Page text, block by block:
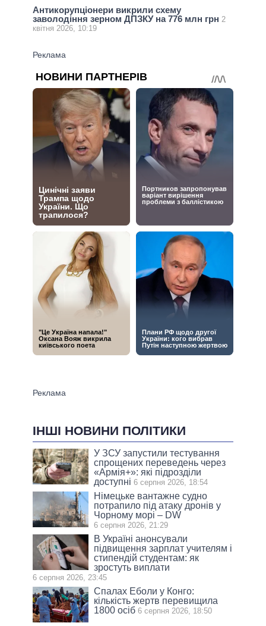
Антикорупціонери викрили схему
заволодіння зерном ДПЗКУ на 776 млн грн 2
квітня 2026, 10:19
ІНШІ НОВИНИ ПОЛІТИКИ
У ЗСУ запустили тестування
спрощених переведень через
«Армія+»: які підрозділи
доступні 6 серпня 2026, 18:54
Німецьке вантажне судно
потрапило під атаку дронів у
Чорному морі – DW
6 серпня 2026, 21:29
В Україні анонсували
підвищення зарплат учителям і
стипендій студентам: як
зростуть виплати
6 серпня 2026, 23:45
Спалах Еболи у Конго:
кількість жертв перевищила
1800 осіб 6 серпня 2026, 18:50